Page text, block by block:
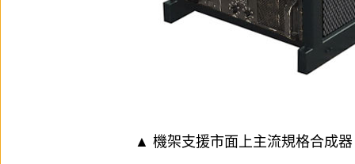
▲ 機架支援市面上主流規格合成